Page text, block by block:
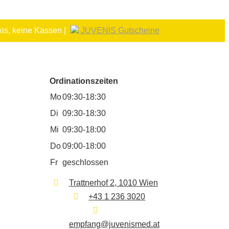
keine Kassen | JUVENIS Gutscheine
Ordinationszeiten
Mo09:30-18:30
Di 09:30-18:30
Mi 09:30-18:00
Do09:00-18:00
Fr geschlossen
Trattnerhof 2, 1010 Wien
+43 1 236 3020
empfang@juvenismed.at